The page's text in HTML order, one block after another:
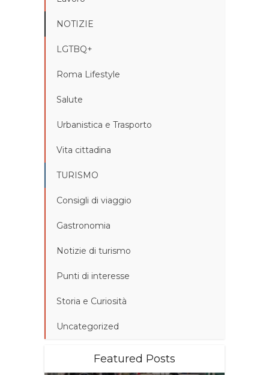
NOTIZIE
LGTBQ+
Roma Lifestyle
Salute
Urbanistica e Trasporto
Vita cittadina
TURISMO
Consigli di viaggio
Gastronomia
Notizie di turismo
Punti di interesse
Storia e Curiosità
Uncategorized
Featured Posts